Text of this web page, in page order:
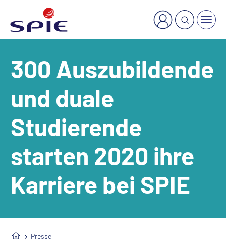
300 Auszubildende
und duale
Studierende
starten 2020 ihre
Karriere bei SPIE
Presse